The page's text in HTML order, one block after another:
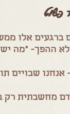
פשוט
אלו
ההפך- "מה
שבויים
מחשבתית רק